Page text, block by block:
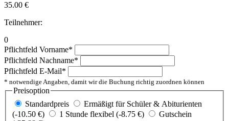
35.00 €
Teilnehmer:
0
Pflichtfeld Vorname*
Pflichtfeld Nachname*
Pflichtfeld E-Mail*
* notwendige Angaben, damit wir die Buchung richtig zuordnen können
Preisoption
Standardpreis
Ermäßigt für Schüler & Abiturienten
(-10.50 €)
1 Stunde flexibel (-8.75 €)
Gutschein